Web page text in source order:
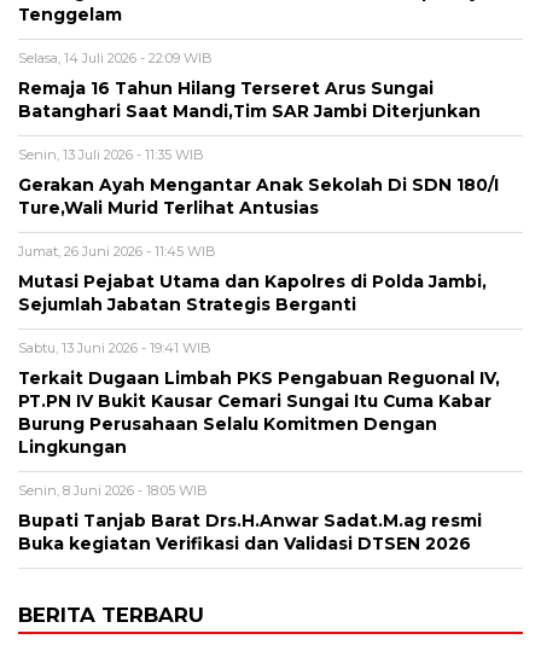
Tenggelam
Selasa, 14 Juli 2026 - 22:09 WIB
Remaja 16 Tahun Hilang Terseret Arus Sungai
Batanghari Saat Mandi,Tim SAR Jambi Diterjunkan
Senin, 13 Juli 2026 - 11:35 WIB
Gerakan Ayah Mengantar Anak Sekolah Di SDN 180/I
Ture,Wali Murid Terlihat Antusias
Jumat, 26 Juni 2026 - 11:45 WIB
Mutasi Pejabat Utama dan Kapolres di Polda Jambi,
Sejumlah Jabatan Strategis Berganti
Sabtu, 13 Juni 2026 - 19:41 WIB
Terkait Dugaan Limbah PKS Pengabuan Reguonal IV,
PT.PN IV Bukit Kausar Cemari Sungai Itu Cuma Kabar
Burung Perusahaan Selalu Komitmen Dengan
Lingkungan
Senin, 8 Juni 2026 - 18:05 WIB
Bupati Tanjab Barat Drs.H.Anwar Sadat.M.ag resmi
Buka kegiatan Verifikasi dan Validasi DTSEN 2026
BERITA TERBARU